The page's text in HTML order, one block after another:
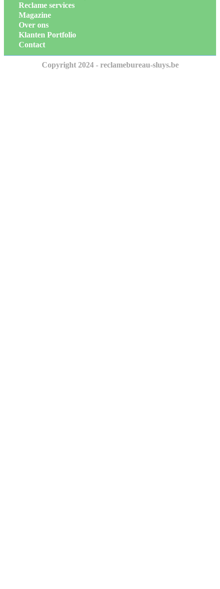
Reclame services
Magazine
Over ons
Klanten Portfolio
Contact
Copyright 2024 - reclamebureau-sluys.be